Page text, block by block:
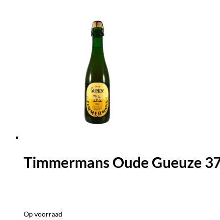
Timmermans Oude Gueuze
Op voorraad